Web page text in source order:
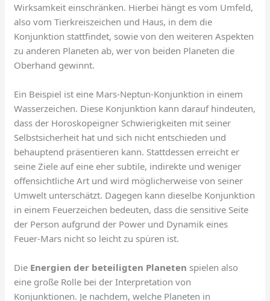
Wirksamkeit einschränken. Hierbei hängt es vom Umfeld,
also vom Tierkreiszeichen und Haus, in dem die
Konjunktion stattfindet, sowie von den weiteren Aspekten
zu anderen Planeten ab, wer von beiden Planeten die
Oberhand gewinnt.
Ein Beispiel ist eine Mars-Neptun-Konjunktion in einem
Wasserzeichen. Diese Konjunktion kann darauf hindeuten,
dass der Horoskopeigner Schwierigkeiten mit seiner
Selbstsicherheit hat und sich nicht entschieden und
behauptend präsentieren kann. Stattdessen erreicht er
seine Ziele auf eine eher subtile, indirekte und weniger
offensichtliche Art und wird möglicherweise von seiner
Umwelt unterschätzt. Dagegen kann dieselbe Konjunktion
in einem Feuerzeichen bedeuten, dass die sensitive Seite
der Person aufgrund der Power und Dynamik eines
Feuer-Mars nicht so leicht zu spüren ist.
Die Energien der beteiligten Planeten spielen also
eine große Rolle bei der Interpretation von
Konjunktionen. Je nachdem, welche Planeten in